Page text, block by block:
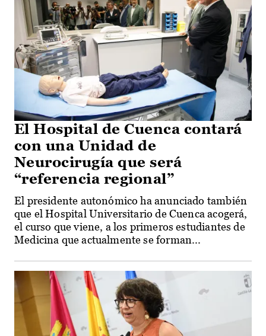
El Hospital de Cuenca contará
con una Unidad de
Neurocirugía que será
“referencia regional”
El presidente autonómico ha anunciado también
que el Hospital Universitario de Cuenca acogerá,
el curso que viene, a los primeros estudiantes de
Medicina que actualmente se forman...